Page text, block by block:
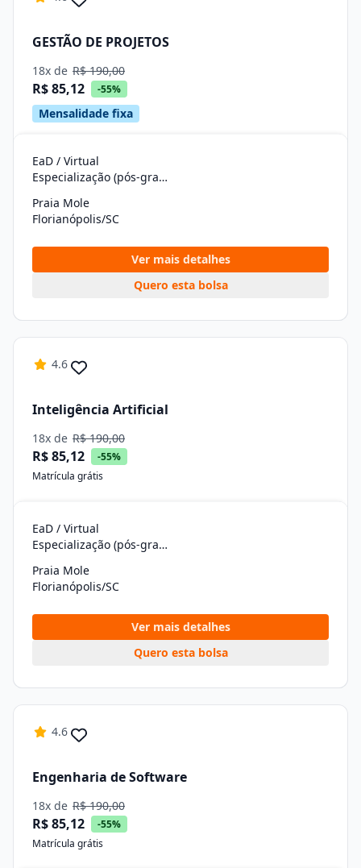
GESTÃO DE PROJETOS
18x de R$ 190,00
R$ 85,12 -55%
Mensalidade fixa
EaD / Virtual
Especialização (pós-graduação)
Praia Mole
Florianópolis/SC
Ver mais detalhes
Quero esta bolsa
4.6
Inteligência Artificial
18x de R$ 190,00
R$ 85,12
-55%
Matrícula grátis
EaD / Virtual
Especialização (pós-graduação)
Praia Mole
Florianópolis/SC
Ver mais detalhes
Quero esta bolsa
4.6
Engenharia de Software
18x de R$ 190,00
R$ 85,12
-55%
Matrícula grátis